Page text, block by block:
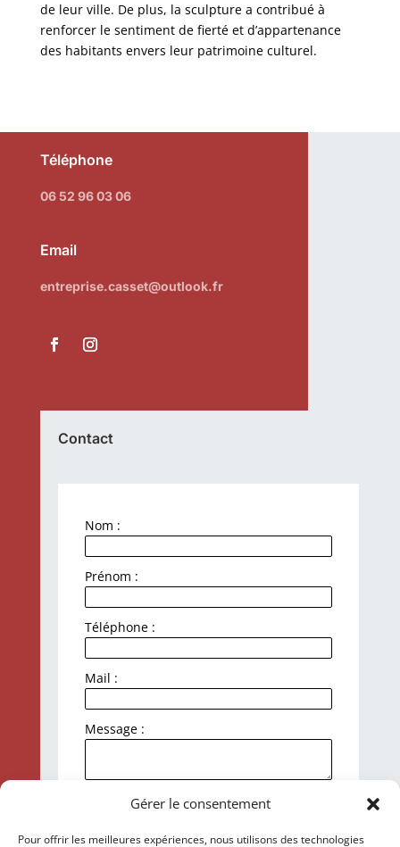
Gérer le consentement
Pour offrir les meilleures expériences, nous utilisons des technologies
de leur ville. De plus, la sculpture a contribué à
renforcer le sentiment de fierté et d’appartenance
des habitants envers leur patrimoine culturel.
Téléphone
06 52 96 03 06
Email
entreprise.casset@outlook.fr
Contact
Nom :
Prénom :
Téléphone :
Mail :
Message :
J'accepte la politique de
données personnelles.